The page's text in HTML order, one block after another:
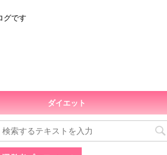
グです
ダイエット